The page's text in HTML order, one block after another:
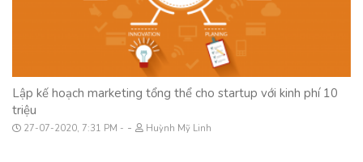
Lập kế hoạch marketing tổng thể cho startup với kinh phí 10
triệu
27-07-2020, 7:31 PM - Huỳnh Mỹ Linh